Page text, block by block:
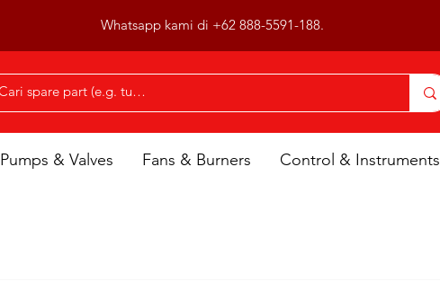
Whatsapp kami di +62 888-5591-188.
Pumps & Valves Fans & Burners Control & Instruments